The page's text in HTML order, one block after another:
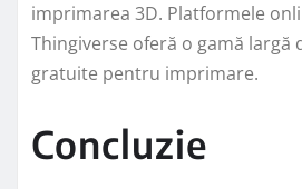
imprimarea 3D. Platformele
Thingiverse oferă o gamă largă
gratuite pentru imprimare.
Concluzie